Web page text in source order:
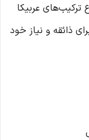
ترکیب‌های عربیکا
ذائقه و نیاز خود